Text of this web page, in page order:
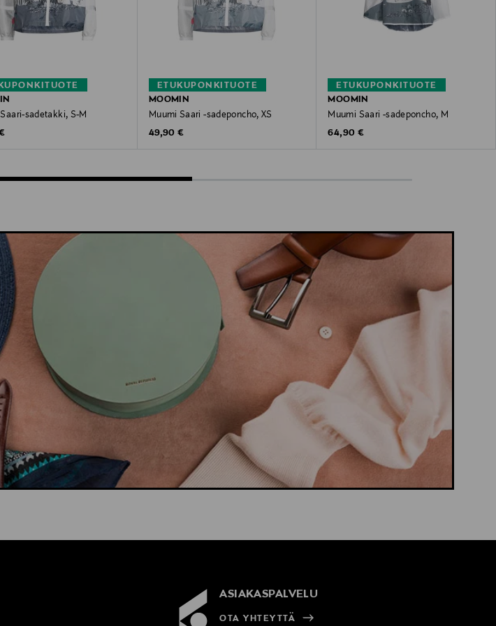
sadetakki, S-M
ETUKUPONKITUOTE
MOOMIN
Muumi Saari -sadeponcho, XS
Original Price
49,90 €
ETUKUPONKITUOTE
MOOMIN
Muumi Saari -sadeponcho, M
Original Price
64,90 €
ASIAKASPALVELU
OTA YHTEYTTÄ